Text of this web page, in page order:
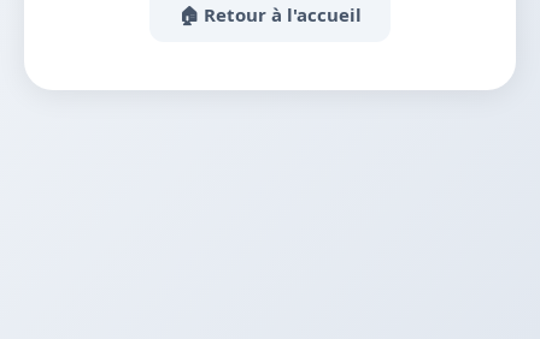
🏠 Retour à l'accueil